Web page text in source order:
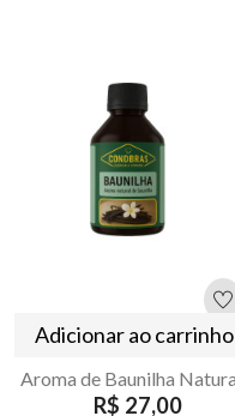
Adicionar ao carrinho
R$ 27,00